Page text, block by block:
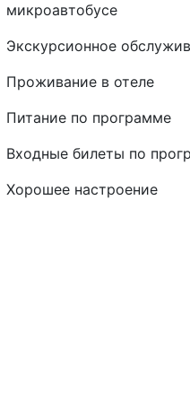
микроавтобусе
Экскурсионное
Проживание в отеле
Питание по программе
Входные билеты по
Хорошее настроение